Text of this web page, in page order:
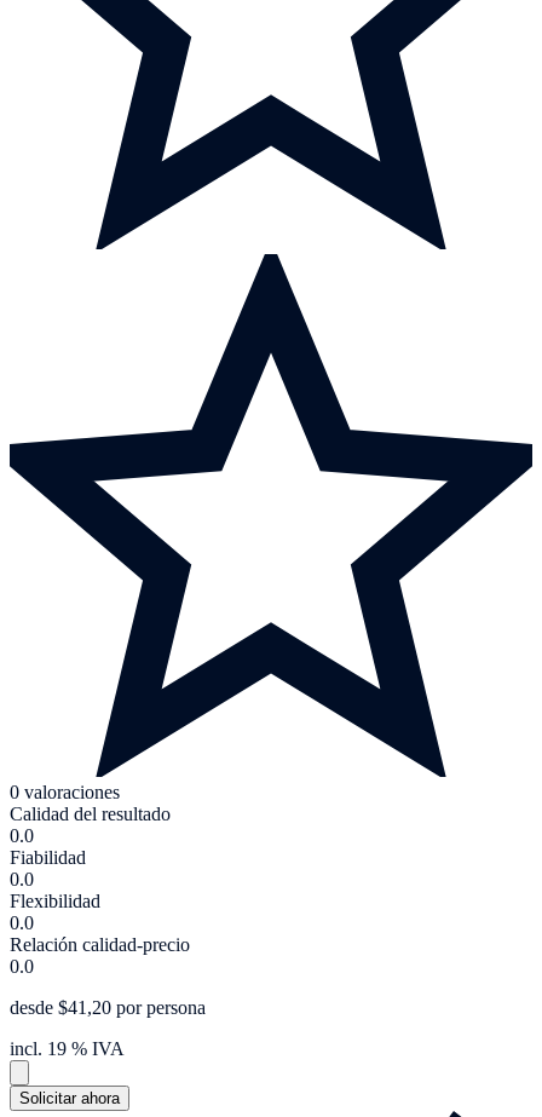
0 valoraciones
Calidad del resultado
0.0
Fiabilidad
0.0
Flexibilidad
0.0
Relación calidad-precio
0.0
desde $41,20 por persona
incl. 19 % IVA
Solicitar ahora